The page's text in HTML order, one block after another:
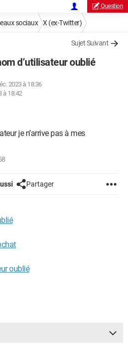
Question
sociaux X (ex-Twitter)
Sujet Suivant
d’utilisateur oublié
2023 à 18:36
à 18:42
je n’arrive pas à mes
Partager
oublié